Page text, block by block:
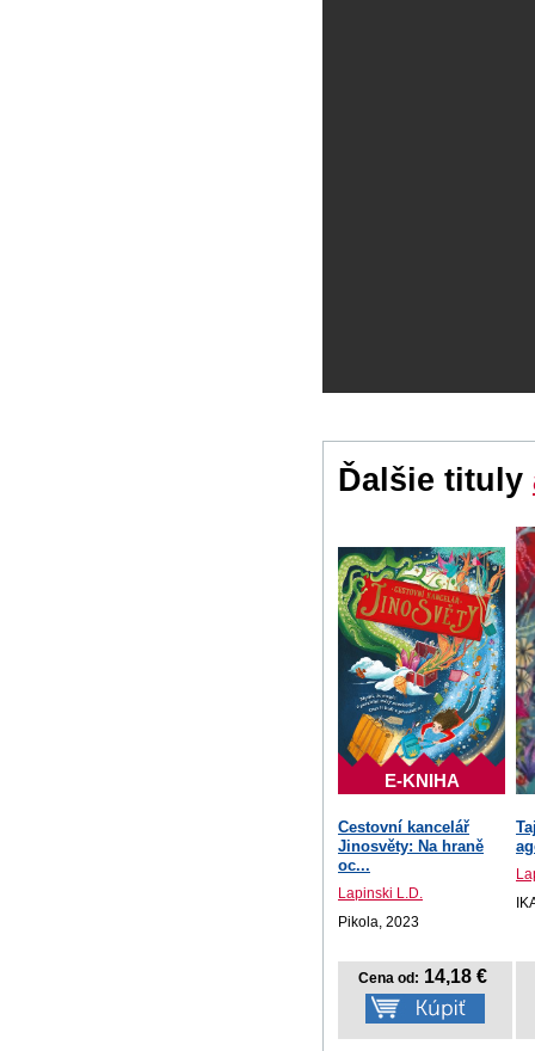
Ďalšie tituly
E-KNIHA
Cestovní kancelář
Jinosvěty: Na hraně
oc...
Lapinski L.D.
Pikola, 2023
Cena od: 14,18 €